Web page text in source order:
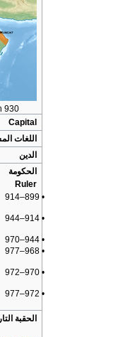
930
Capital
اللغات
الدين
الحكومة
Ruler
• 899–914
• 914–944
• 944–970
• 968–977
• 970–972
• 972–977
الحقبة